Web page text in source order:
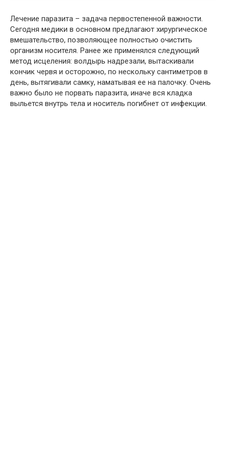
Лечение паразита – задача первостепенной важности.
Сегодня медики в основном предлагают хирургическое
вмешательство, позволяющее полностью очистить
организм носителя. Ранее же применялся следующий
метод исцеления: волдырь надрезали, вытаскивали
кончик червя и осторожно, по нескольку сантиметров в
день, вытягивали самку, наматывая ее на палочку. Очень
важно было не порвать паразита, иначе вся кладка
выльется внутрь тела и носитель погибнет от инфекции.